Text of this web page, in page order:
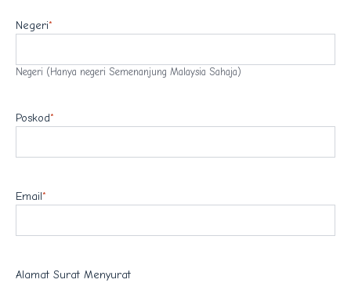
Negeri*
Negeri (Hanya negeri Semenanjung Malaysia Sahaja)
Poskod*
Email*
Alamat Surat Menyurat